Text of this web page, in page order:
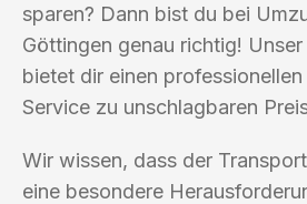
sparen? Dann bist du bei
Göttingen genau richtig!
bietet dir einen
Service zu unschlagbaren
Wir wissen, dass der
eine besondere